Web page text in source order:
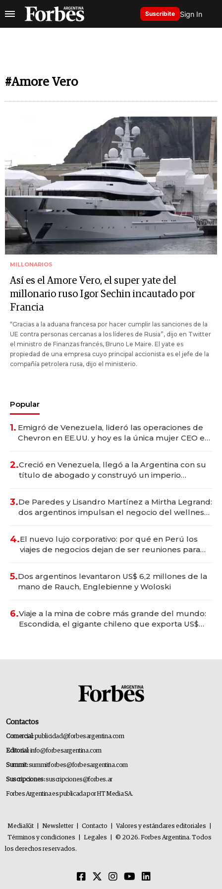
Suscribite Sign In
#Amore Vero
MILLONARIOS
Así es el Amore Vero, el super yate del
millonario ruso Igor Sechin incautado por
Francia
“Gracias a la aduana francesa por hacer cumplir las sanciones de la
UE contra personas cercanas a los líderes de Rusia”, dijo en Twitter
el ministro de Finanzas francés, Bruno Le Maire. El yate es
propiedad de una empresa cuyo principal accionista es el jefe de la
compañía petrolera rusa, dijo el ministerio.
Popular
1. Emigró de Venezuela, lideró las operaciones de
Chevron en EE.UU. y hoy es la única mujer CEO en
2.Creció en Venezuela, llegó a la Argentina con su
título de abogado y construyó un imperio
3.De Paredes y Lisandro Martínez a Mirtha Legrand:
dos argentinos impulsan el negocio del wellness
4.El nuevo lujo corporativo: por qué en Perú los
viajes de negocios dejan de ser reuniones para
5.Dos argentinos levantaron US$ 6,2 millones de la
mano de Rauch, Englebienne y Woloski
6.Viaje a la mina de cobre más grande del mundo:
Escondida, el gigante chileno que exporta US$
Contactos
Comercial:publicidad@forbesargentina.com
Editorial:info@forbesargentina.com
Summit:summitforbes@forbesargentina.com
Suscripciones:suscripciones@forbes.ar
Forbes Argentina es publicada por HT Media SA.
MediaKit Newsletter Contacto Valores y estándares editoriales
Términos y condiciones
Legales
© 2026. Forbes Argentina. Todos
los derechos reservados.